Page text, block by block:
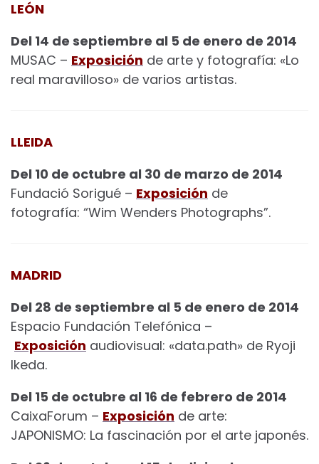
LEÓN
Del 14 de septiembre al 5 de enero de 2014
MUSAC – Exposición de arte y fotografía: «Lo
real maravilloso» de varios artistas.
LLEIDA
Del 10 de octubre al 30 de marzo de 2014
Fundació Sorigué – Exposición de
fotografía: “Wim Wenders Photographs”.
MADRID
Del 28 de septiembre al 5 de enero de 2014
Espacio Fundación Telefónica –
Exposición audiovisual: «data.path» de Ryoji
Ikeda.
Del 15 de octubre al 16 de febrero de 2014
CaixaForum – Exposición de arte:
JAPONISMO: La fascinación por el arte japonés.